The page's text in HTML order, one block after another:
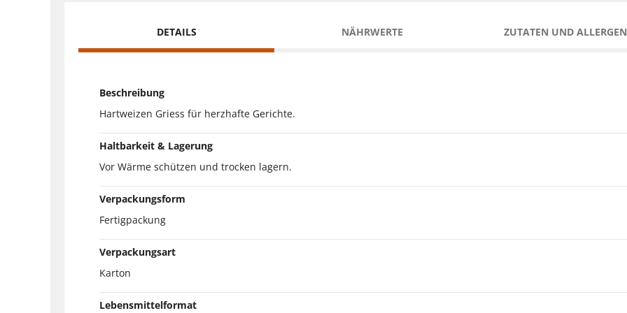
DETAILS NÄHRWERTE ZUTATEN UND
Beschreibung
Hartweizen Griess für herzhafte Gerichte.
Haltbarkeit & Lagerung
Vor Wärme schützen und trocken lagern.
Verpackungsform
Fertigpackung
Verpackungsart
Karton
Lebensmittelformat